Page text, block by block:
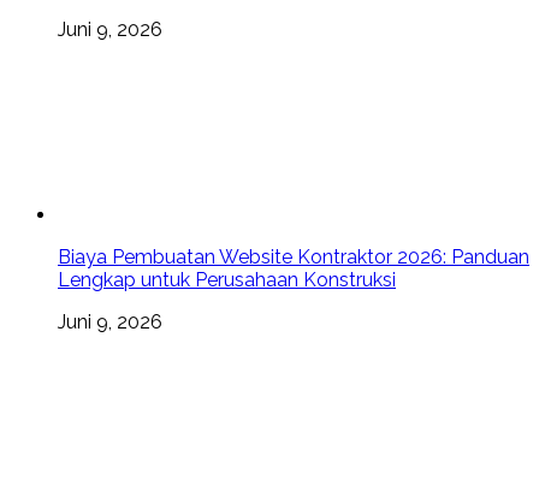
Juni 9, 2026
Biaya Pembuatan Website Kontraktor 2026: Panduan
Lengkap untuk Perusahaan Konstruksi
Juni 9, 2026